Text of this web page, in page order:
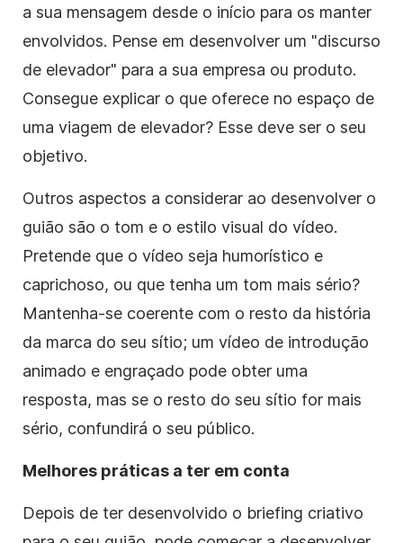
a sua mensagem desde o início para os manter
envolvidos. Pense em desenvolver um "discurso
de elevador" para a sua empresa ou produto.
Consegue explicar o que oferece no espaço de
uma viagem de elevador? Esse deve ser o seu
objetivo.
Outros aspectos a considerar ao desenvolver o
guião são o tom e o estilo visual do vídeo.
Pretende que o vídeo seja humorístico e
caprichoso, ou que tenha um tom mais sério?
Mantenha-se coerente com o resto da história
da marca do seu sítio; um vídeo de introdução
animado e engraçado pode obter uma
resposta, mas se o resto do seu sítio for mais
sério, confundirá o seu público.
Melhores práticas a ter em conta
Depois de ter desenvolvido o briefing criativo